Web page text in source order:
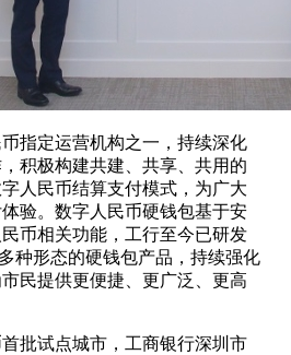
指定运营机构之一，持续深化
积极构建共建、共享、共用的
人民币结算支付模式，为广大
验。数字人民币硬钱包基于安
币相关功能，工行至今已研发
种形态的硬钱包产品，持续强化
民提供更便捷、更广泛、更高
批试点城市，工商银行深圳市